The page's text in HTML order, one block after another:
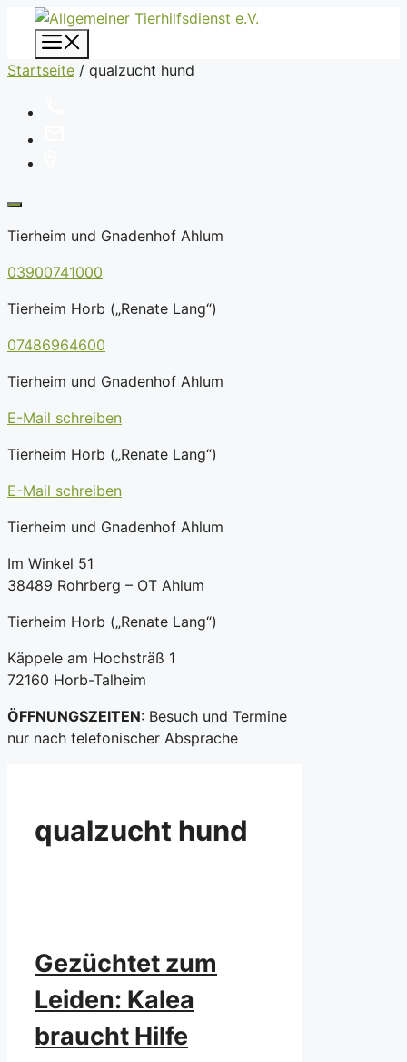
Zum
Inhalt
springen
Startseite / qualzucht hund
Tierheim und Gnadenhof Ahlum
03900741000
Tierheim Horb („Renate Lang“)
07486964600
Tierheim und Gnadenhof Ahlum
E-Mail schreiben
Tierheim Horb („Renate Lang“)
E-Mail schreiben
Tierheim und Gnadenhof Ahlum
Im Winkel 51
38489 Rohrberg – OT Ahlum
Tierheim Horb („Renate Lang“)
Käppele am Hochsträß 1
72160 Horb-Talheim
ÖFFNUNGSZEITEN: Besuch und Termine
nur nach telefonischer Absprache
qualzucht hund
Gezüchtet zum
Leiden: Kalea
braucht Hilfe